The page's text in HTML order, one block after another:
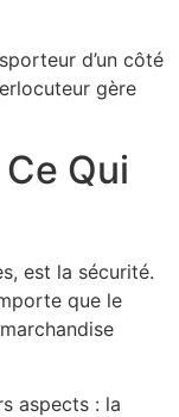
d’un côté
gère
Qui
est la sécurité.
que le
aspects : la